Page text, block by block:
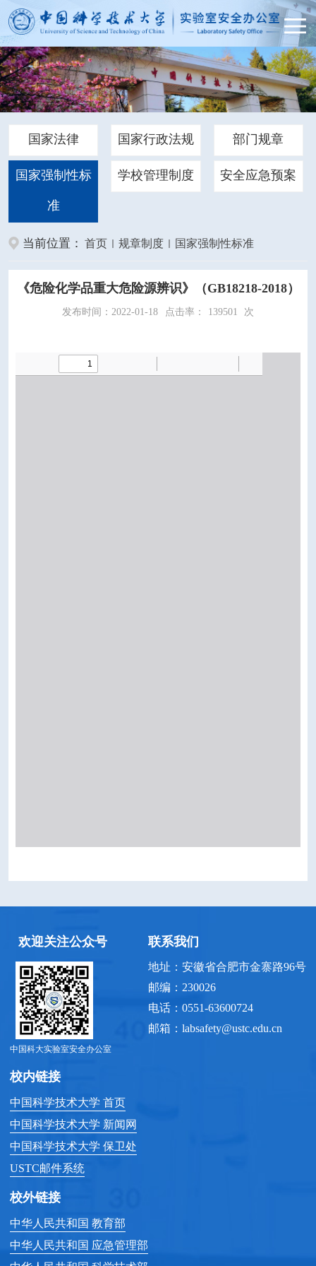
国家法律 国家行政法规 部门规章
国家强制性标
准
学校管理制度 安全应急预案
当前位置： 首页 规章制度 国家强制性标准
《危险化学品重大危险源辨识》（GB18218-2018）
发布时间：2022-01-18 点击率： 139501 次
欢迎关注公众号
中国科大实验室安全办公室
校内链接
中国科学技术大学 首页
中国科学技术大学 新闻网
中国科学技术大学 保卫处
USTC邮件系统
校外链接
中华人民共和国 教育部
中华人民共和国 应急管理部
联系我们
地址：安徽省合肥市金寨路96号
邮编：230026
电话：0551-63600724
邮箱：labsafety@ustc.edu.cn